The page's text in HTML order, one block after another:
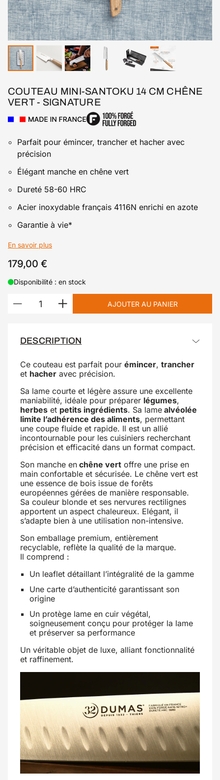
COUTEAU MINI-SANTOKU 14 CM CHÊNE
VERT - SIGNATURE
Parfait pour émincer, trancher et hacher avec
précision
Élégant manche en chêne vert
Dureté 58-60 HRC
Acier inoxydable français 4116N enrichi en azote
Garantie à vie*
En savoir plus
179,00 €
Disponibilité : en stock
AJOUTER AU PANIER
DESCRIPTION
Ce couteau est parfait pour émincer, trancher
et hacher avec précision.
Sa lame courte et légère assure une excellente
maniabilité, idéale pour préparer légumes,
herbes et petits ingrédients. Sa lame alvéolée
limite l’adhérence des aliments, permettant
une coupe fluide et rapide. Il est un allié
incontournable pour les cuisiniers recherchant
précision et efficacité dans un format compact.
Son manche en chêne vert offre une prise en
main confortable et sécurisée. Le chêne vert est
une essence de bois issue de forêts
européennes gérées de manière responsable.
Sa couleur blonde et ses nervures rectilignes
apportent un aspect chaleureux. Elégant, il
s’adapte bien à une utilisation non-intensive.
Son emballage premium, entièrement
recyclable, reflète la qualité de la marque.
Il comprend :
Un leaflet détaillant l’intégralité de la gamme
Une carte d’authenticité garantissant son
origine
Un protège lame en cuir végétal,
soigneusement conçu pour protéger la lame
et préserver sa performance
Un véritable objet de luxe, alliant fonctionnalité
et raffinement.